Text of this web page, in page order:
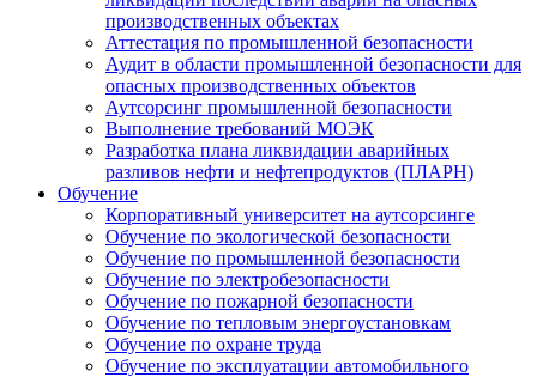
производственных объектах
Аттестация по промышленной безопасности
Аудит в области промышленной безопасности для
опасных производственных объектов
Аутсорсинг промышленной безопасности
Выполнение требований МОЭК
Разработка плана ликвидации аварийных
разливов нефти и нефтепродуктов (ПЛАРН)
Обучение
Корпоративный университет на аутсорсинге
Обучение по экологической безопасности
Обучение по промышленной безопасности
Обучение по электробезопасности
Обучение по пожарной безопасности
Обучение по тепловым энергоустановкам
Обучение по охране труда
Обучение по эксплуатации автомобильного